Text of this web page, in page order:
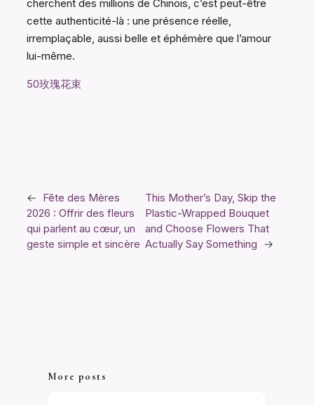
cherchent des millions de Chinois, c’est peut-être
cette authenticité-là : une présence réelle,
irremplaçable, aussi belle et éphémère que l’amour
lui-même.
50玫瑰花束
← Fête des Mères
2026 : Offrir des fleurs
qui parlent au cœur, un
geste simple et sincère
This Mother’s Day, Skip the
Plastic-Wrapped Bouquet
and Choose Flowers That
Actually Say Something
→
More posts